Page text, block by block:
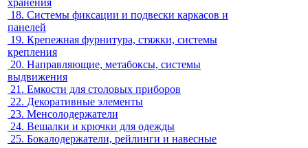
хранения
18. Системы фиксации и подвески каркасов и
панелей
19. Крепежная фурнитура, стяжки, системы
крепления
20. Направляющие, метабоксы, системы
выдвижения
21. Емкости для столовых приборов
22. Декоративные элементы
23. Менсолодержатели
24. Вешалки и крючки для одежды
25. Бокалодержатели, рейлинги и навесные